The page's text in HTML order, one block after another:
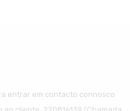
entrar em contacto connosco